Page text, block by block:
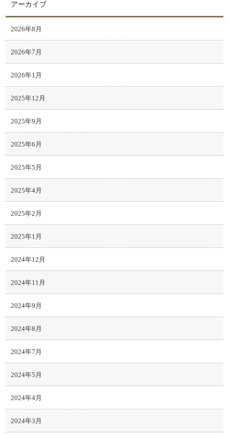
アーカイブ
2026年8月
2026年7月
2026年1月
2025年12月
2025年9月
2025年6月
2025年5月
2025年4月
2025年2月
2025年1月
2024年12月
2024年11月
2024年9月
2024年8月
2024年7月
2024年5月
2024年4月
2024年3月